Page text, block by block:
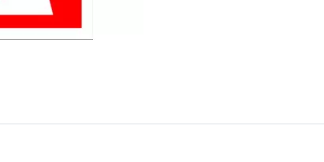
товары